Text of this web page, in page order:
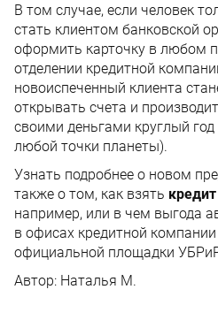
В том случае, если человек
стать клиентом банковской
оформить карточку в любом
отделении кредитной
новоиспеченный клиента
открывать счета и
своими деньгами круглый год
любой точки планеты).
Узнать подробнее о новом
также о том, как взять
например, или в чем выгода
в офисах кредитной
официальной площадки
Автор: Наталья М.